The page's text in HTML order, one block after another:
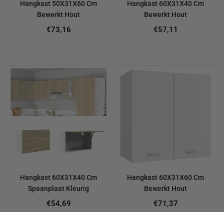
Hangkast 50X31X60 Cm
Bewerkt Hout
€73,16
Hangkast 60X31X40 Cm
Bewerkt Hout
€57,11
Hangkast 60X31X40 Cm
Spaanplaat Kleurig
€54,69
Hangkast 60X31X60 Cm
Bewerkt Hout
€71,37